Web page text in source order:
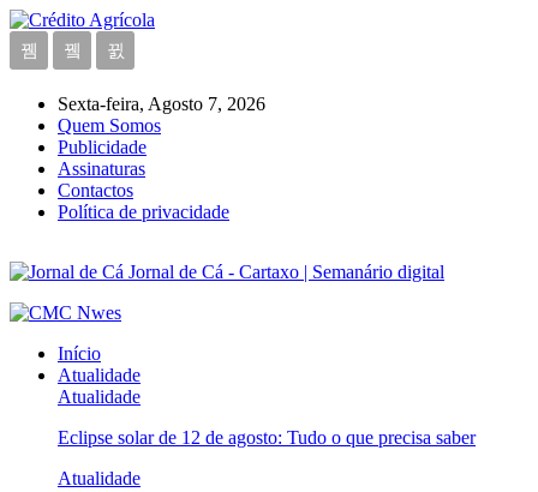
Sexta-feira, Agosto 7, 2026
Quem Somos
Publicidade
Assinaturas
Contactos
Política de privacidade
Jornal de Cá - Cartaxo | Semanário digital
Início
Atualidade
Atualidade
Eclipse solar de 12 de agosto: Tudo o que precisa saber
Atualidade